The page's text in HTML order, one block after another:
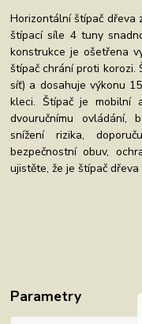
Horizontální štípač dřeva
štípací síle 4 tuny
konstrukce je ošetřena
štípač chrání proti korozi.
síť) a dosahuje výkonu
kleci. Štípač je mobilní
dvouručnímu ovládání,
snížení rizika,
bezpečnostní obuv,
ujistěte, že je štípač
Parametry